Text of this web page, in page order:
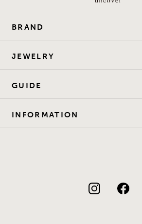
BRAND
JEWELRY
GUIDE
INFORMATION